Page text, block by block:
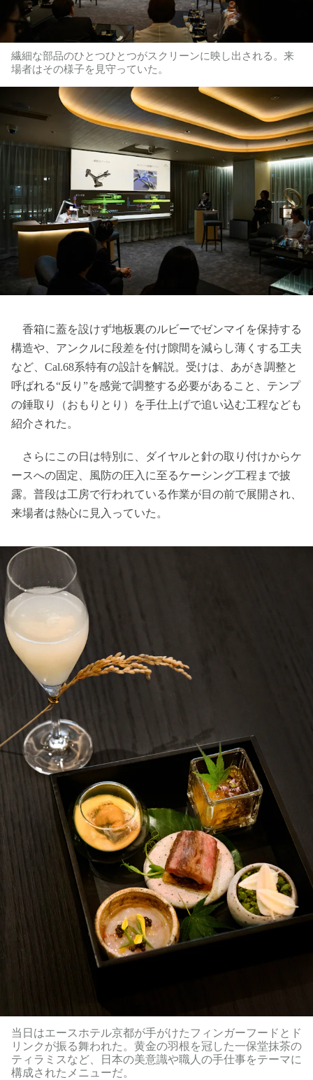
繊細な部品のひとつひとつがスクリーンに映し出される。来
場者はその様子を見守っていた。
香箱に蓋を設けず地板裏のルビーでゼンマイを保持する
構造や、アンクルに段差を付け隙間を減らし薄くする工夫
など、Cal.68系特有の設計を解説。受けは、あがき調整と
呼ばれる“反り”を感覚で調整する必要があること、テンプ
の錘取り（おもりとり）を手仕上げで追い込む工程なども
紹介された。
さらにこの日は特別に、ダイヤルと針の取り付けからケ
ースへの固定、風防の圧入に至るケーシング工程まで披
露。普段は工房で行われている作業が目の前で展開され、
来場者は熱心に見入っていた。
当日はエースホテル京都が手がけたフィンガーフードとド
リンクが振る舞われた。黄金の羽根を冠した一保堂抹茶の
ティラミスなど、日本の美意識や職人の手仕事をテーマに
構成されたメニューだ。